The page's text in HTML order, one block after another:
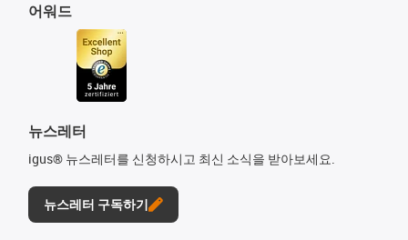
어워드
뉴스레터
igus® 뉴스레터를 신청하시고 최신 소식을 받아보세요.
뉴스레터 구독하기